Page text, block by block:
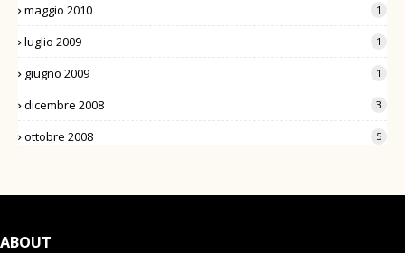
maggio 2010 1
luglio 2009 1
giugno 2009 1
dicembre 2008 3
ottobre 2008 5
ABOUT